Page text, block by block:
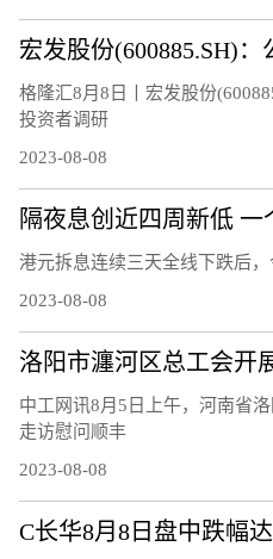
格隆汇8月8日丨宏发股份
投资者调研
2023-08-08
隔夜息创近四周新低
港元拆息连续三天全线下跌后
2023-08-08
洛阳市瀍河区总工会开
中工网讯8月5日上午，河南省
走访慰问顺丰
2023-08-08
C长华8月8日盘中跌幅